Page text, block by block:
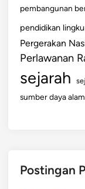
pembangunan
pendidikan
Pergerakan
Perlawanan
sejarah
sumber daya alam
Postingan